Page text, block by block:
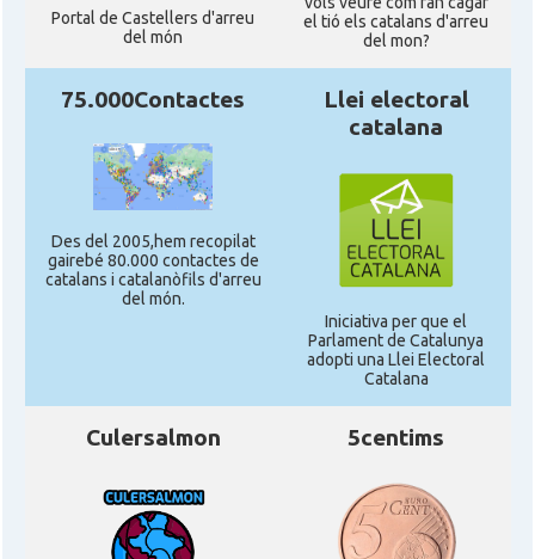
Portal de Castellers d'arreu
del món
el tió els catalans d'arreu
del mon?
75.000Contactes
Des del 2005,hem recopilat
gairebé 80.000 contactes de
catalans i catalanòfils d'arreu
del món.
Llei electoral
catalana
Iniciativa per que el
Parlament de Catalunya
adopti una Llei Electoral
Catalana
Culersalmon 5centims